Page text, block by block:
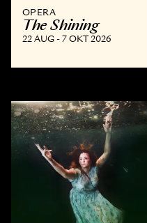
OPERA
The Shining
22 AUG - 7 OKT 2026